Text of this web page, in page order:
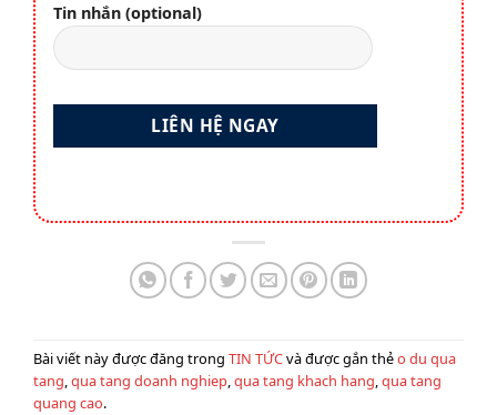
Tin nhắn (optional)
Bài viết này được đăng trong TIN TỨCvà được gắn thẻo du qua
tang,qua tang doanh nghiep,qua tang khach hang,qua tang
quang cao.